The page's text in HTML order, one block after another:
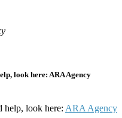
look here: ARA Agency
help, look here: ARA Agency